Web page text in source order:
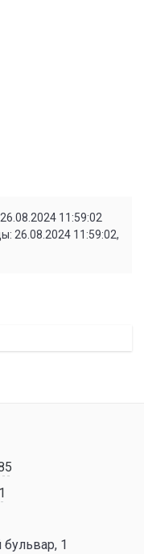
11:59:02
26.08.2024 11:59:02,
1